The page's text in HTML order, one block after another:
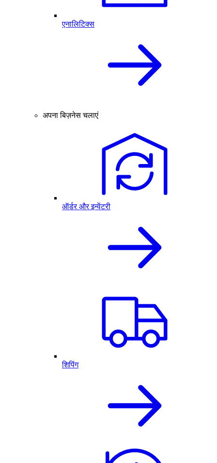
एनालिटिक्स
अपना बिज़नेस चलाएं
ऑर्डर और इन्वेंटरी
शिपिंग